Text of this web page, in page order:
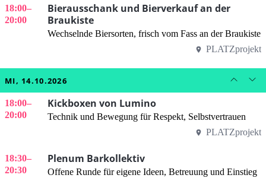
18:00–
20:00
Bierausschank und Bierverkauf an der
Braukiste
Wechselnde Biersorten, frisch vom Fass an der Braukiste
PLATZprojekt
MI, 14.10.2026
18:00–
20:00
Kickboxen von Lumino
Technik und Bewegung für Respekt, Selbstvertrauen
PLATZprojekt
18:30–
20:30
Plenum Barkollektiv
Offene Runde für eigene Ideen, Betreuung und Einstieg